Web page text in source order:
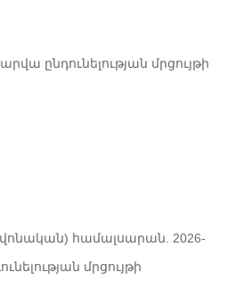
ընդունելության մրցույթի
համալսարան. 2026-
մրցույթի